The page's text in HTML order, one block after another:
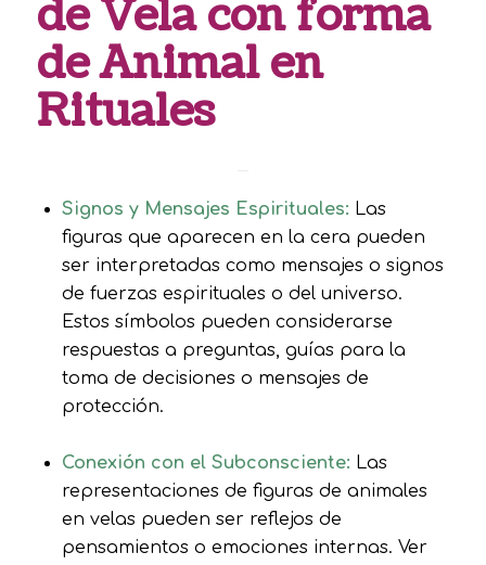
de Vela con forma
de Animal en
Rituales
Signos y Mensajes Espirituales: Las
figuras que aparecen en la cera pueden
ser interpretadas como mensajes o signos
de fuerzas espirituales o del universo.
Estos símbolos pueden considerarse
respuestas a preguntas, guías para la
toma de decisiones o mensajes de
protección.
Conexión con el Subconsciente: Las
representaciones de figuras de animales
en velas pueden ser reflejos de
pensamientos o emociones internas. Ver